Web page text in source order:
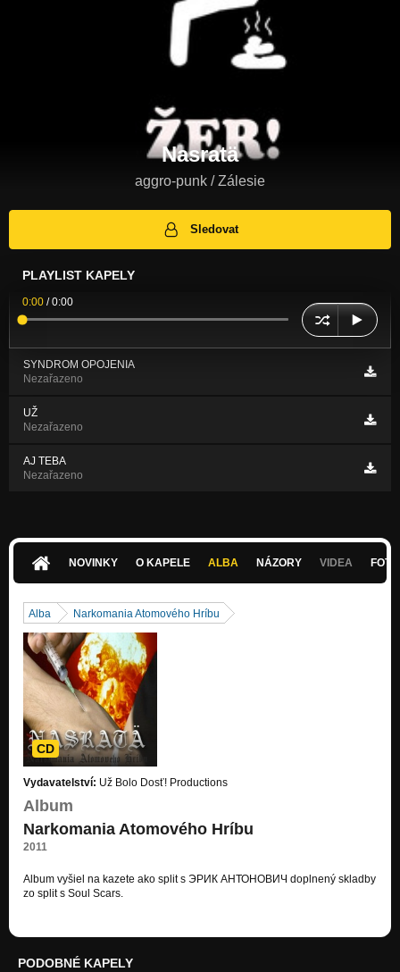
Nasratä
aggro-punk / Zálesie
Sledovat
PLAYLIST KAPELY
0:00 /0:00
SYNDROM OPOJENIA
Nezařazeno
UŽ
Nezařazeno
AJ TEBA
Nezařazeno
NOVINKY O KAPELE ALBA NÁZORY VIDEA
Alba Narkomania Atomového Hríbu
CD
Vydavatelství: Už Bolo Dosť! Productions
Album
Narkomania Atomového Hríbu
2011
Album vyšiel na kazete ako split s ЭРИК АНТОНОВИЧ doplnený skladby
zo split s Soul Scars.
PODOBNÉ KAPELY